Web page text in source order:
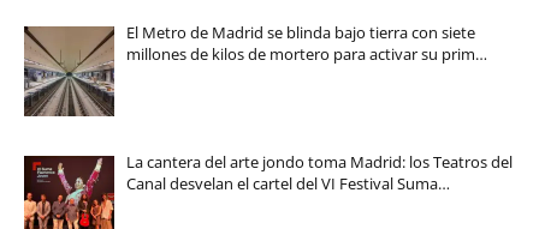
El Metro de Madrid se blinda bajo tierra con siete
millones de kilos de mortero para activar su prim…
La cantera del arte jondo toma Madrid: los Teatros del
Canal desvelan el cartel del VI Festival Suma…